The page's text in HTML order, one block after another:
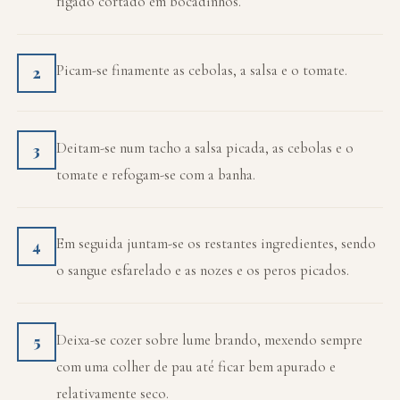
2 Picam-se finamente as cebolas, a salsa e o tomate.
3
Deitam-se num tacho a salsa picada, as cebolas e o
tomate e refogam-se com a banha.
4
Em seguida juntam-se os restantes ingredientes, sendo
o sangue esfarelado e as nozes e os peros picados.
5
Deixa-se cozer sobre lume brando, mexendo sempre
com uma colher de pau até ficar bem apurado e
relativamente seco.